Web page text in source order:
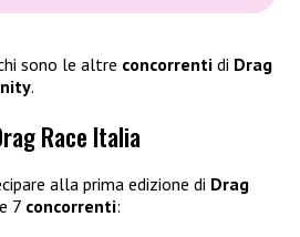
sono le altre concorrenti di Drag
.
Race Italia
alla prima edizione di Drag
7 concorrenti: